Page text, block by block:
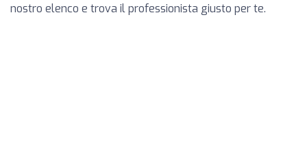
nostro elenco e trova il professionista giusto per te.